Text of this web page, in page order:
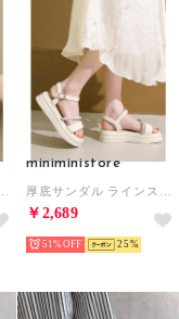
miniministore
￥2,689
51% 25